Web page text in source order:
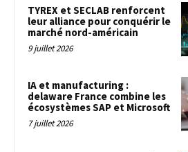
TYREX et SECLAB renforcent
leur alliance pour conquérir le
marché nord-américain
9 juillet 2026
IA et manufacturing :
delaware France combine les
écosystèmes SAP et Microsoft
7 juillet 2026